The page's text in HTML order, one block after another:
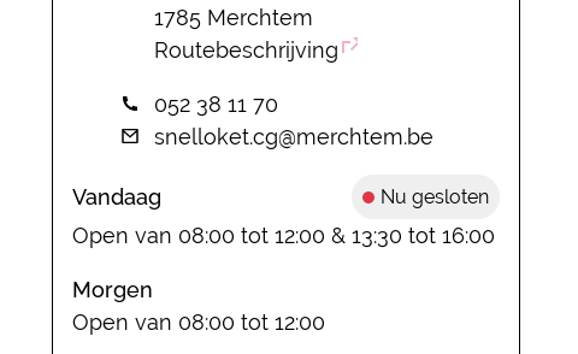
,1785 Merchtem
Routebeschrijving
052 38 11 70
E-mail
snelloket.cg@merchtem.be
Vandaag Nu gesloten
Open van 08:00 tot 12:00 & 13:30 tot 16:00
Morgen
Open van 08:00 tot 12:00